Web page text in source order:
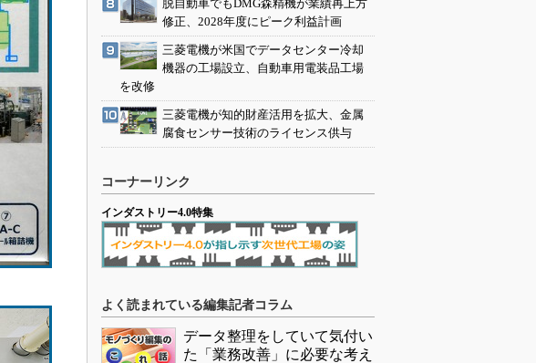
脱自動車でもDMG森精機が業績再上方
修正、2028年度にピーク利益計画
三菱電機が米国でデータセンター冷却
機器の工場設立、自動車用電装品工場
を改修
三菱電機が知的財産活用を拡大、金属
腐食センサー技術のライセンス供与
コーナーリンク
インダストリー4.0特集
よく読まれている編集記者コラム
データ整理をしていて気付い
た「業務改善」に必要な考え